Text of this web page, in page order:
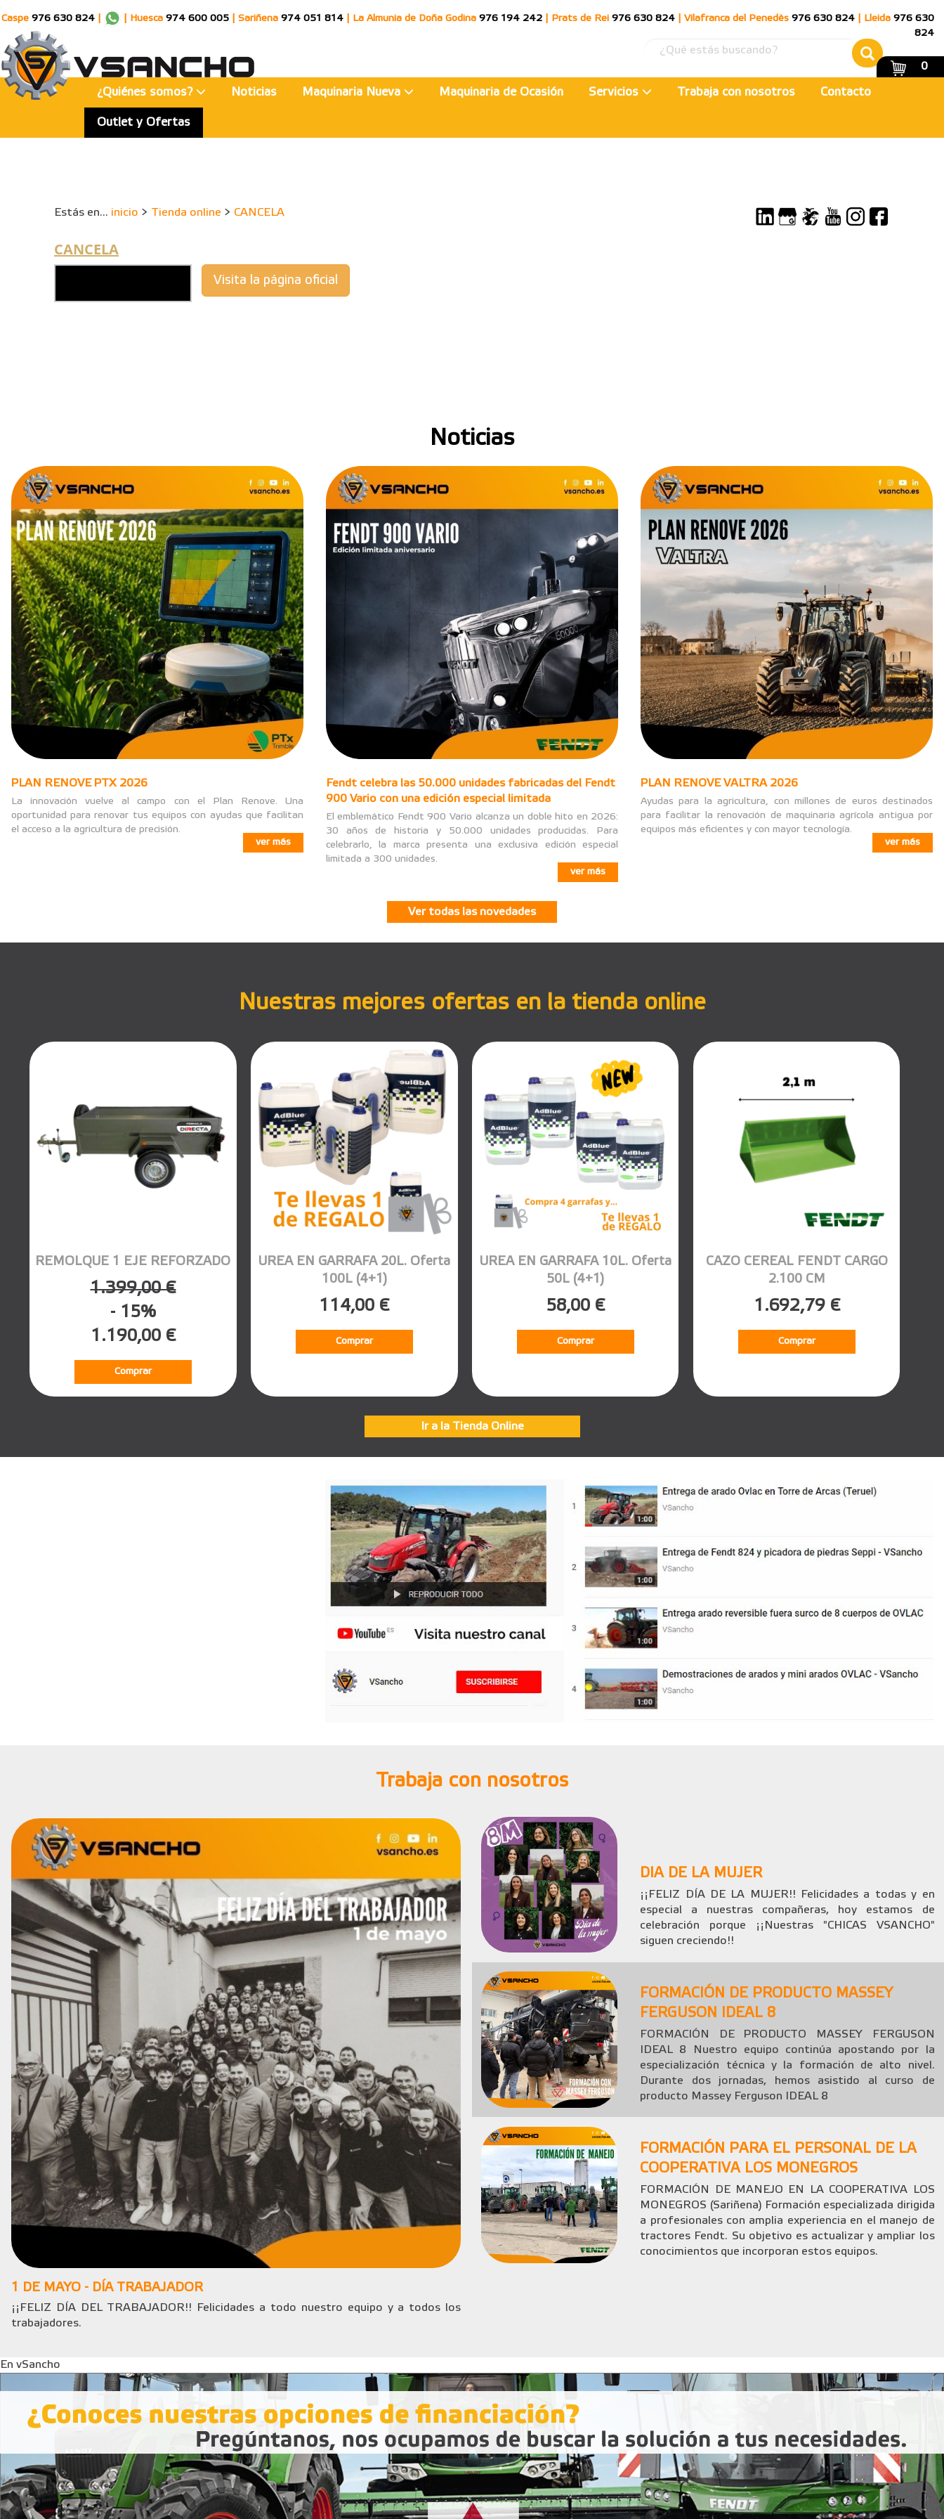
Caspe 976 630 824 Huesca 974 600 005 Sariñena 974 051 814 La Almunia de Doña Godina 976 194 242 Prats de Rei 976 630 824 Vilafranca del Penedès 976 630 824 Lleida 976 630
824
0
¿Quiénes somos? Noticias Maquinaria Nueva Maquinaria de Ocasión Servicios Trabaja con nosotros Contacto
Outlet y Ofertas
Estás en... inicio > Tienda online > CANCELA
CANCELA
Visita la página oficial
Noticias
PLAN RENOVE PTX 2026
La innovación vuelve al campo con el Plan Renove. Una
oportunidad para renovar tus equipos con ayudas que facilitan
el acceso a la agricultura de precisión.
ver más
Fendt celebra las 50.000 unidades fabricadas del Fendt
900 Vario con una edición especial limitada
El emblemático Fendt 900 Vario alcanza un doble hito en 2026:
30 años de historia y 50.000 unidades producidas. Para
celebrarlo, la marca presenta una exclusiva edición especial
limitada a 300 unidades.
ver más
PLAN RENOVE VALTRA 2026
Ayudas para la agricultura, con millones de euros destinados
para facilitar la renovación de maquinaria agrícola antigua por
equipos más eficientes y con mayor tecnología.
ver más
Ver todas las novedades
Nuestras mejores ofertas en la tienda online
REMOLQUE 1 EJE REFORZADO
1.399,00 €
- 15%
1.190,00 €
Comprar
UREA EN GARRAFA 20L. Oferta
100L (4+1)
114,00 €
Comprar
UREA EN GARRAFA 10L. Oferta
50L (4+1)
58,00 €
Comprar
CAZO CEREAL FENDT CARGO
2.100 CM
1.692,79 €
Comprar
Ir a la Tienda Online
Trabaja con nosotros
1 DE MAYO - DÍA TRABAJADOR
¡¡FELIZ DÍA DEL TRABAJADOR!! Felicidades a todo nuestro equipo y a todos los
trabajadores.
DIA DE LA MUJER
¡¡FELIZ DÍA DE LA MUJER!! Felicidades a todas y en
especial a nuestras compañeras, hoy estamos de
celebración porque ¡¡Nuestras "CHICAS VSANCHO"
siguen creciendo!!
FORMACIÓN DE PRODUCTO MASSEY
FERGUSON IDEAL 8
FORMACIÓN DE PRODUCTO MASSEY FERGUSON
IDEAL 8 Nuestro equipo continúa apostando por la
especialización técnica y la formación de alto nivel.
Durante dos jornadas, hemos asistido al curso de
producto Massey Ferguson IDEAL 8
FORMACIÓN PARA EL PERSONAL DE LA
COOPERATIVA LOS MONEGROS
FORMACIÓN DE MANEJO EN LA COOPERATIVA LOS
MONEGROS (Sariñena) Formación especializada dirigida
a profesionales con amplia experiencia en el manejo de
tractores Fendt. Su objetivo es actualizar y ampliar los
conocimientos que incorporan estos equipos.
En vSancho